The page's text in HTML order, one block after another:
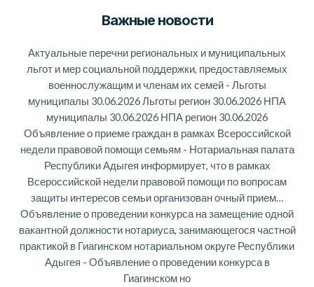
Важные новости
Актуальные перечни региональных и муниципальных
льгот и мер социальной поддержки, предоставляемых
военнослужащим и членам их семей - Льготы
муниципалы 30.06.2026 Льготы регион 30.06.2026 НПА
муниципалы 30.06.2026 НПА регион 30.06.2026
Объявление о приеме граждан в рамках Всероссийской
недели правовой помощи семьям - Нотариальная палата
Республики Адыгея информирует, что в рамках
Всероссийской недели правовой помощи по вопросам
защиты интересов семьи организован очный прием…
Объявление о проведении конкурса на замещение одной
вакантной должности нотариуса, занимающегося частной
практикой в Гиагинском нотариальном округе Республики
Адыгея - Объявление о проведении конкурса в
Гиагинском но